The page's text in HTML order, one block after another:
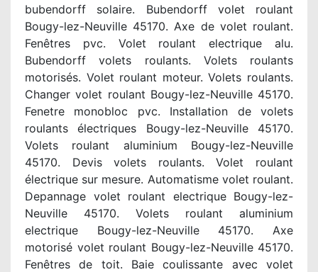
bubendorff solaire. Bubendorff volet roulant
Bougy-lez-Neuville 45170. Axe de volet roulant.
Fenêtres pvc. Volet roulant electrique alu.
Bubendorff volets roulants. Volets roulants
motorisés. Volet roulant moteur. Volets roulants.
Changer volet roulant Bougy-lez-Neuville 45170.
Fenetre monobloc pvc. Installation de volets
roulants électriques Bougy-lez-Neuville 45170.
Volets roulant aluminium Bougy-lez-Neuville
45170. Devis volets roulants. Volet roulant
électrique sur mesure. Automatisme volet roulant.
Depannage volet roulant electrique Bougy-lez-
Neuville 45170. Volets roulant aluminium
electrique Bougy-lez-Neuville 45170. Axe
motorisé volet roulant Bougy-lez-Neuville 45170.
Fenêtres de toit. Baie coulissante avec volet